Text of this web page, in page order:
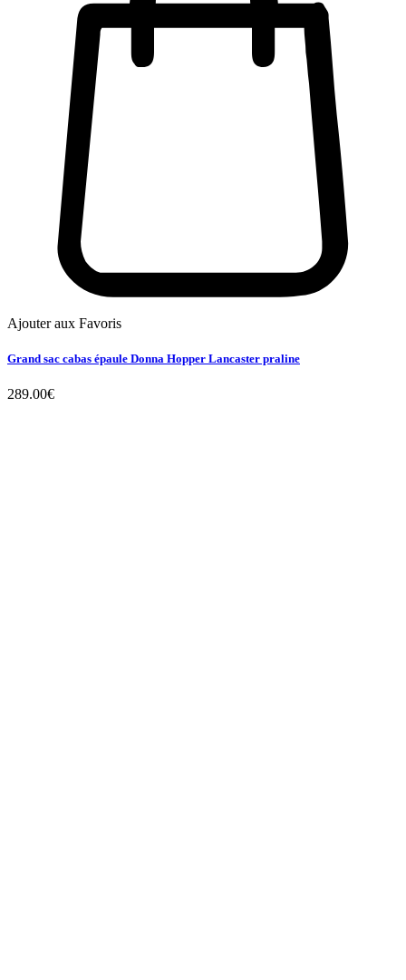
Ajouter aux Favoris
Grand sac cabas épaule Donna Hopper Lancaster praline
289.00€